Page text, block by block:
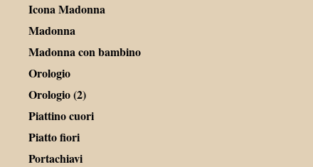
Icona Madonna
Madonna
Madonna con bambino
Orologio
Orologio (2)
Piattino cuori
Piatto fiori
Portachiavi